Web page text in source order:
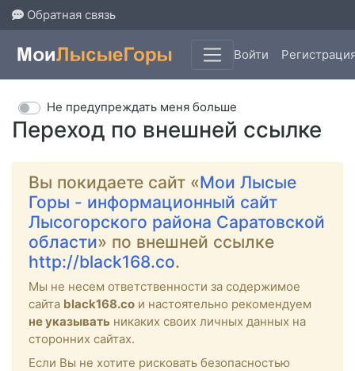
Обратная связь
Войти
Переход по внешней ссылке
Не предупреждать меня больше
Вы покидаете сайт «Мои Лысые
Горы - информационный сайт
Лысогорского района Саратовской
области» по внешней ссылке
http://black168.co.
Мы не несем ответственности за содержимое
сайта black168.co и настоятельно рекомендуем
не указывать никаких своих личных данных на
сторонних сайтах.
Если Вы не хотите рисковать безопасностью